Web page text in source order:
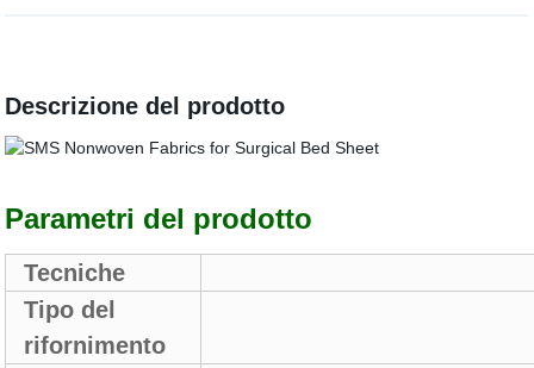
Descrizione del prodotto
Parametri del prodotto
Tecniche
Tipo del
rifornimento